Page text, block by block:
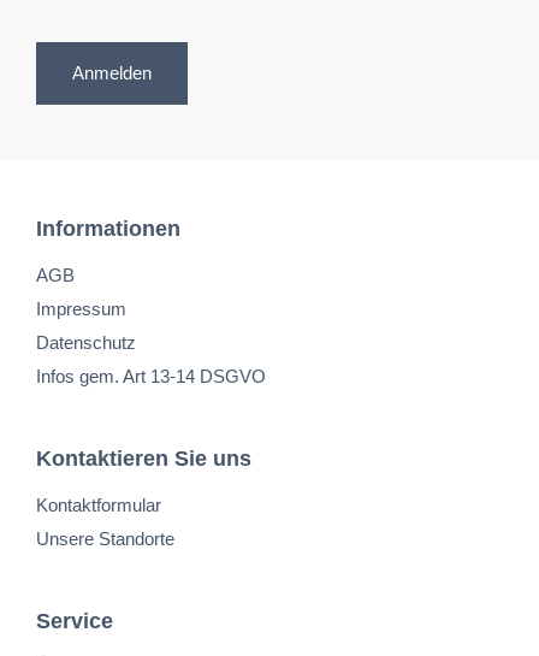
Anmelden
Informationen
AGB
Impressum
Datenschutz
Infos gem. Art 13-14 DSGVO
Kontaktieren Sie uns
Kontaktformular
Unsere Standorte
Service